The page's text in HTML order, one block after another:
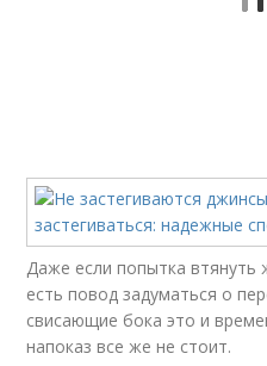
Даже если попытка втянуть
есть повод задуматься о
свисающие бока это и
напоказ все же не стоит.